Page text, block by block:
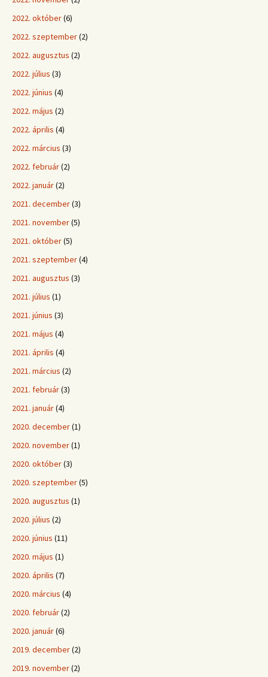
2022. október(6)
2022. szeptember(2)
2022. augusztus (2)
2022. július (3)
2022. június (4)
2022. május (2)
2022. április (4)
2022. március (3)
2022. február(2)
2022. január(2)
2021. december(3)
2021. november(5)
2021. október(5)
2021. szeptember(4)
2021. augusztus (3)
2021. július (1)
2021. június (3)
2021. május (4)
2021. április (4)
2021. március (2)
2021. február(3)
2021. január(4)
2020. december(1)
2020. november(1)
2020. október(3)
2020. szeptember(5)
2020. augusztus (1)
2020. július (2)
2020. június (11)
2020. május (1)
2020. április (7)
2020. március (4)
2020. február(2)
2020. január(6)
2019. december(2)
2019. november(2)